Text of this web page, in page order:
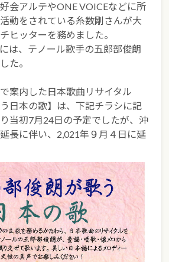
会アルテやONE VOICEなどに所
動をされている糸数剛さんが大
ヒッターを務めました。
は、テノール歌手の五郎部俊朗
た。
案内した日本歌曲リサイタル
う日本の歌】は、下記チラシに記
当初7月24日の予定でしたが、沖
長に伴い、2,021年９月４日に延